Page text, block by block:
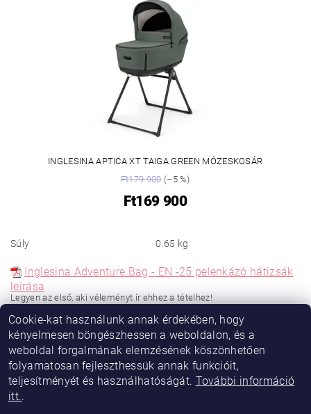
INGLESINA APTICA XT TAIGA GREEN MÓZESKOSÁR
Ft179 900(–5 %)
Ft169 900
Súly 0.65 kg
Inglesina Adventure Bag - EN -25 pelenkázó hátizsák
leírása
Legyen az első, aki véleményt ír ehhez a tételhez!
Hozzászólás hozzáadása
Cookie-kat használunk annak érdekében, hogy
kényelmesen böngészhessen a weboldalon, és a
weboldal forgalmának elemzésének köszönhetően
folyamatosan fejleszthessük annak funkcióit,
teljesítményét és használhatóságát. További információ
itt..